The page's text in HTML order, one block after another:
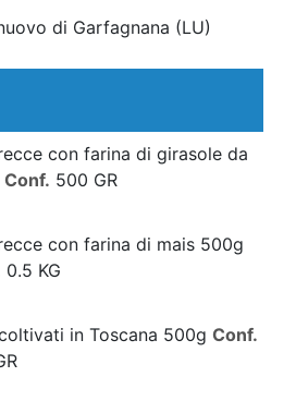
di Garfagnana (LU)
con farina di girasole da
Conf. 500 GR
con farina di mais 500g
0.5 KG
in Toscana 500g Conf.